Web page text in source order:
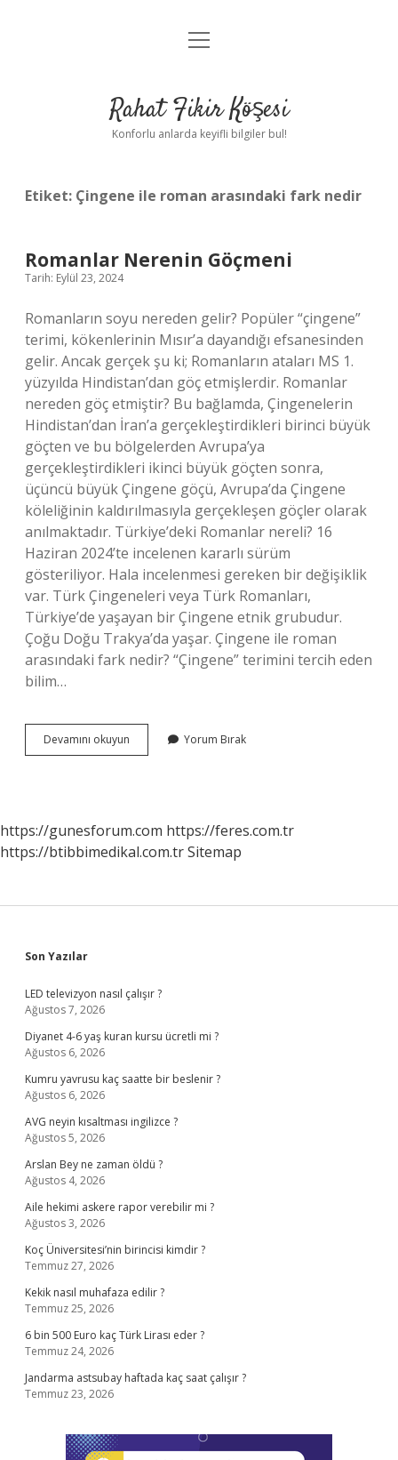
Anasayfa
Yasal Uyarı
menüyü
Rahat Fikir Köşesi
Konforlu anlarda keyifli bilgiler bul!
Etiket: Çingene ile roman arasındaki fark nedir
Romanlar Nerenin Göçmeni
Tarih: Eylül 23, 2024
Romanların soyu nereden gelir? Popüler “çingene”
terimi, kökenlerinin Mısır’a dayandığı efsanesinden
gelir. Ancak gerçek şu ki; Romanların ataları MS 1.
yüzyılda Hindistan’dan göç etmişlerdir. Romanlar
nereden göç etmiştir? Bu bağlamda, Çingenelerin
Hindistan’dan İran’a gerçekleştirdikleri birinci büyük
göçten ve bu bölgelerden Avrupa’ya
gerçekleştirdikleri ikinci büyük göçten sonra,
üçüncü büyük Çingene göçü, Avrupa’da Çingene
köleliğinin kaldırılmasıyla gerçekleşen göçler olarak
anılmaktadır. Türkiye’deki Romanlar nereli? 16
Haziran 2024’te incelenen kararlı sürüm
gösteriliyor. Hala incelenmesi gereken bir değişiklik
var. Türk Çingeneleri veya Türk Romanları,
Türkiye’de yaşayan bir Çingene etnik grubudur.
Çoğu Doğu Trakya’da yaşar. Çingene ile roman
arasındaki fark nedir? “Çingene” terimini tercih eden
bilim…
Devamını okuyun Romanlar
Nerenin
Yorum Bırak
https://gunesforum.com https://feres.com.tr
https://btibbimedikal.com.trSitemap
Sidebar
Son Yazılar
LED televizyon nasıl çalışır ?
Ağustos 7, 2026
Diyanet 4-6 yaş kuran kursu ücretli mi ?
Ağustos 6, 2026
Kumru yavrusu kaç saatte bir beslenir ?
Ağustos 6, 2026
AVG neyin kısaltması ingilizce ?
Ağustos 5, 2026
Arslan Bey ne zaman öldü ?
Ağustos 4, 2026
Aile hekimi askere rapor verebilir mi ?
Ağustos 3, 2026
Koç Üniversitesi’nin birincisi kimdir ?
Temmuz 27, 2026
Kekik nasıl muhafaza edilir ?
Temmuz 25, 2026
6 bin 500 Euro kaç Türk Lirası eder ?
Temmuz 24, 2026
Jandarma astsubay haftada kaç saat çalışır ?
Temmuz 23, 2026